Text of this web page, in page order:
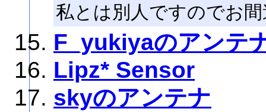
私とは別人ですのでお
F_yukiyaのアンテ
Lipz* Sensor
skyのアンテナ